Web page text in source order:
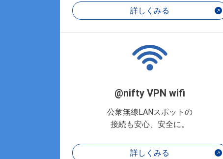
詳しくみる
@nifty VPN wifi
公衆無線LANスポットの
接続も安心、安全に。
詳しくみる